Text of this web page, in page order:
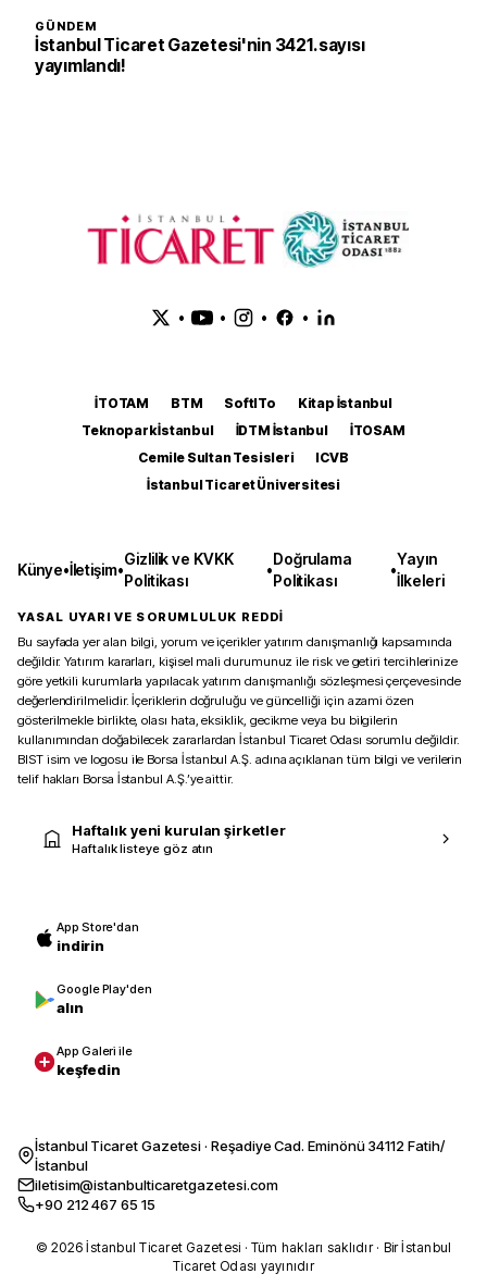
GÜNDEM
İstanbul Ticaret Gazetesi'nin 3421. sayısı
yayımlandı!
• • • •
İTOTAM BTM SoftITo
Kitap İstanbul
Teknopark İstanbul
İDTM İstanbul
İTOSAM
Cemile Sultan Tesisleri
ICVB
İstanbul Ticaret Üniversitesi
Künye•İletişim•
Gizlilik ve KVKK
Politikası
•
Doğrulama
Politikası
•
Yayın
İlkeleri
YASAL UYARI VE SORUMLULUK REDDİ
Bu sayfada yer alan bilgi, yorum ve içerikler yatırım danışmanlığı kapsamında
değildir. Yatırım kararları, kişisel mali durumunuz ile risk ve getiri tercihlerinize
göre yetkili kurumlarla yapılacak yatırım danışmanlığı sözleşmesi çerçevesinde
değerlendirilmelidir. İçeriklerin doğruluğu ve güncelliği için azami özen
gösterilmekle birlikte, olası hata, eksiklik, gecikme veya bu bilgilerin
kullanımından doğabilecek zararlardan İstanbul Ticaret Odası sorumlu değildir.
BIST isim ve logosu ile Borsa İstanbul A.Ş. adına açıklanan tüm bilgi ve verilerin
telif hakları Borsa İstanbul A.Ş.’ye aittir.
Haftalık yeni kurulan şirketler
Haftalık listeye göz atın
App Store'dan
indirin
Google Play'den
alın
App Galeri ile
keşfedin
İstanbul Ticaret Gazetesi · Reşadiye Cad. Eminönü 34112 Fatih/
İstanbul
iletisim@istanbulticaretgazetesi.com
+90 212 467 65 15
© 2026 İstanbul Ticaret Gazetesi · Tüm hakları saklıdır · Bir İstanbul
Ticaret Odası yayınıdır